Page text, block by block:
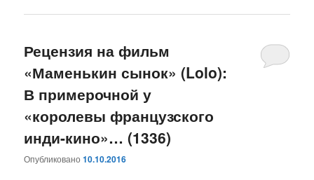
Рецензия на фильм
«Маменькин сынок» (Lolo):
В примерочной у
«королевы французского
инди-кино»… (1336)
Опубликовано10.10.2016